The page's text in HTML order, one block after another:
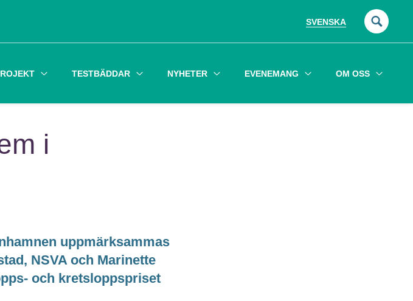
SVENSKA
Sök
TESTBÄDDAR NYHETER EVENEMANG OM OSS
i
uppmärksammas
NSVA och Marinette
och kretsloppspriset